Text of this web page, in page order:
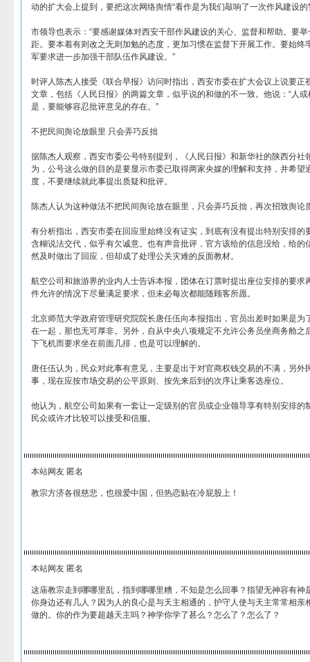
动的扩大会上提到，要把这次网络舆情“看作是为我们敲响了一次作风建设
市领导也表示：“要感谢媒体对西安干部作风建设的关心、监督和帮助。要
距。要本着有则改之无则加勉的态度，更加习惯在监督下开展工作。要始终
军要求进一步加强干部队伍作风建设。”
时评人陈杰人接受《联合早报》访问时指出，西安市委在扩大会议上说要正
文章，包括《人民日报》的两篇文章，似乎说的和做的不一致。他说：“人
是，要能够容忍批评意见的存在。”
不把民间舆论放眼里 只会弄巧反拙
据陈杰人观察，西安市委公号特别提到，《人民日报》和新华社的陕西分社
为，公号这么做的目的是要显示市委已取得两家央媒的理解和支持，并希望
度，不要继续就此事提出质疑和批评。
陈杰人认为这种做法不把民间舆论放在眼里，只会弄巧反拙，再次招致舆论
有分析指出，西安市委在回应里始终没有证实，到底有没有提出特别安排的
含糊说法交代，似乎有欠诚意。也有声音批评，官方该给的信息没给，给的
然及时做出了回应，但却成了处理公关灾难的反面教材。
航空公司和旅游界的业内人士告诉本报，团体在订票时提出座位安排的要求
件允许的情况下尽量满足要求，但未必每次都能随顾客所愿。
北京师范大学政府管理研究院院长唐任伍向本报指出，官员出差时如果是为
在一起，那也无可厚非。另外，自从中央八项规定不允许公务员坐商务舱之
下飞机而要求坐在前面几排，也是可以理解的。
唐任伍认为，民众对此事有意见，主要是出于对官商权钱交易的不满，另外
事，现在应按市场交易的公平原则、按先来后到的次序让乘客选座位。
他认为，航空公司如果有一套让一定级别的官员或企业领导享有特别安排的
民众或许才比较可以接受和信服。
本站网友 匿名
教宗方济各很慈悲，也很爱中国，但热恋贴在冷屁股上！
本站网友 匿名
这庙教宗走到哪哪里乱，指到哪哪里糟，不知是怎么回事？指望无神容有神
你身边还有几人？因为人的良心是与天主相通的，护守人使与天主常常相亲
做的。你的作为要超越天主吗？神学你学了甚么？怎么了？怎么了？